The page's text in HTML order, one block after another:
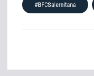
#BFCSalernitana